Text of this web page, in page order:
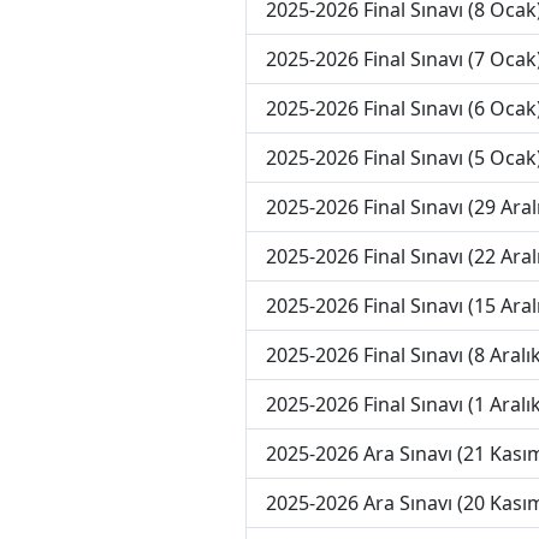
2025-2026 Final Sınavı (8
2025-2026 Final Sınavı (7
2025-2026 Final Sınavı (6
2025-2026 Final Sınavı (5
2025-2026 Final Sınavı (29
2025-2026 Final Sınavı (22
2025-2026 Final Sınavı (15
2025-2026 Final Sınavı (8
2025-2026 Final Sınavı (1
2025-2026 Ara Sınavı (21
2025-2026 Ara Sınavı (20